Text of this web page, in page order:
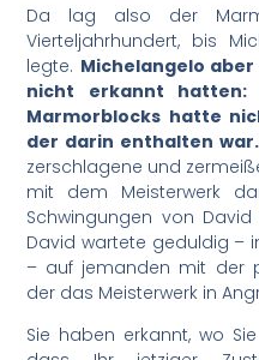
Da lag also der
Vierteljahrhundert, bis
legte. Michelangelo
nicht erkannt hatten:
Marmorblocks hatte
der darin enthalten war.
zerschlagene und
mit dem Meisterwerk
Schwingungen von
David wartete geduldig –
– auf jemanden mit der
der das Meisterwerk in
Sie haben erkannt, wo